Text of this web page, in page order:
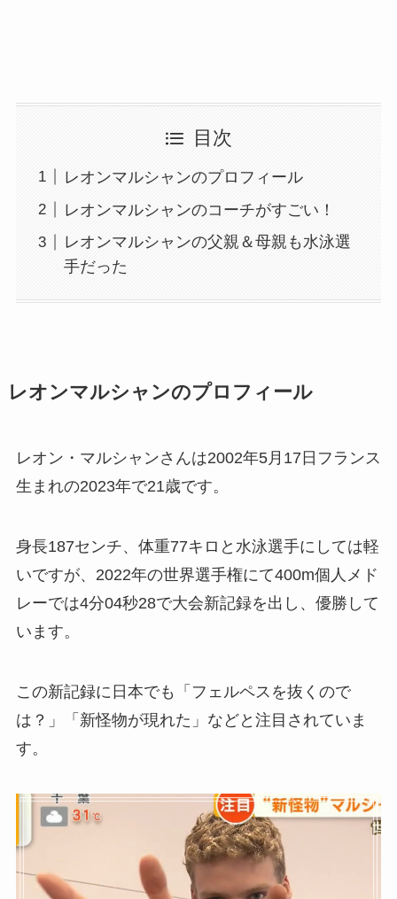
目次
レオンマルシャンのプロフィール
レオンマルシャンのコーチがすごい！
レオンマルシャンの父親＆母親も水泳選
手だった
レオンマルシャンのプロフィール
レオン・マルシャンさんは2002年5月17日フランス
生まれの2023年で21歳です。
身長187センチ、体重77キロと水泳選手にしては軽
いですが、2022年の世界選手権にて400m個人メド
レーでは4分04秒28で大会新記録を出し、優勝して
います。
この新記録に日本でも「フェルペスを抜くので
は？」「新怪物が現れた」などと注目されていま
す。